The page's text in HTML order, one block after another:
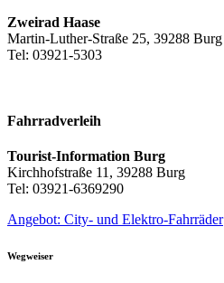
Zweirad Haase
Martin-Luther-Straße 25, 39288 Burg
Tel: 03921-5303
Fahrradverleih
Tourist-Information Burg
Kirchhofstraße 11, 39288 Burg
Tel: 03921-6369290
Angebot: City- und Elektro-Fahrräder
Wegweiser